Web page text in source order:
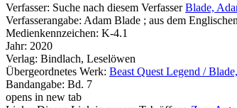
Verfasser: Suche nach diesem Verfasser Blade,
Verfasserangabe: Adam Blade ; aus dem
Medienkennzeichen: K-4.1
Jahr: 2020
Verlag: Bindlach, Leselöwen
Übergeordnetes Werk: Beast Quest Legend /
Bandangabe: Bd. 7
opens in new tab